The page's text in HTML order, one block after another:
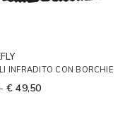
INFRADITO CON BORCHIE
€ 49,50